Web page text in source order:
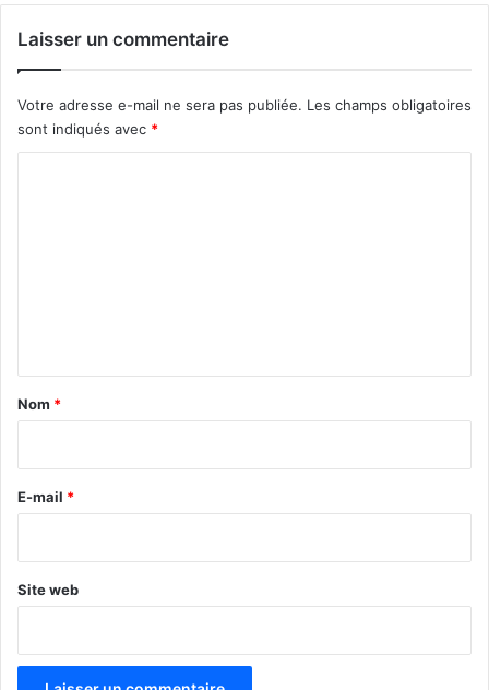
Laisser un commentaire
Votre adresse e-mail ne sera pas publiée. Les champs obligatoires
sont indiqués avec *
a
e
Nom *
E-mail *
Site web